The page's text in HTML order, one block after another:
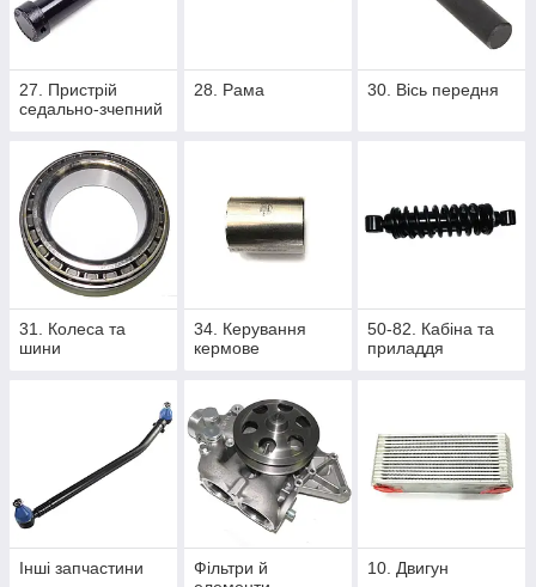
Благодаря модернизированной аэродинамике и
обновлённым системам управления, F-MAX L Gen 2.0
демонстрирует улучшенные показатели эффективности при
магистральных перевозках.
27. Пристрій
седально-зчепний
28. Рама 30. Вісь передня
31. Колеса та
шини
34. Керування
кермове
50-82. Кабіна та
приладдя
Інші запчастини
Фільтри й
10. Двигун